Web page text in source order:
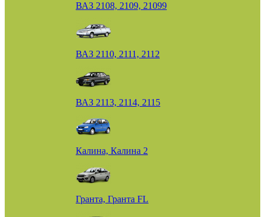
ВАЗ 2108, 2109, 21099
ВАЗ 2110, 2111, 2112
ВАЗ 2113, 2114, 2115
Калина, Калина 2
Гранта, Гранта FL